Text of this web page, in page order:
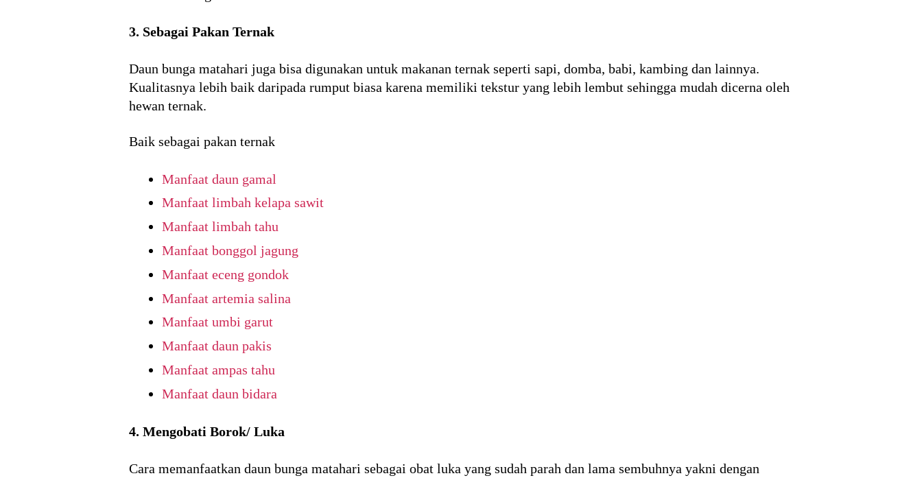
3. Sebagai Pakan Ternak
Daun bunga matahari juga bisa digunakan untuk makanan ternak seperti sapi, domba, babi, kambing dan lainnya.
Kualitasnya lebih baik daripada rumput biasa karena memiliki tekstur yang lebih lembut sehingga mudah dicerna oleh
hewan ternak.
Baik sebagai pakan ternak
Manfaat daun gamal
Manfaat limbah kelapa sawit
Manfaat limbah tahu
Manfaat bonggol jagung
Manfaat eceng gondok
Manfaat artemia salina
Manfaat umbi garut
Manfaat daun pakis
Manfaat ampas tahu
Manfaat daun bidara
4. Mengobati Borok/ Luka
Cara memanfaatkan daun bunga matahari sebagai obat luka yang sudah parah dan lama sembuhnya yakni dengan